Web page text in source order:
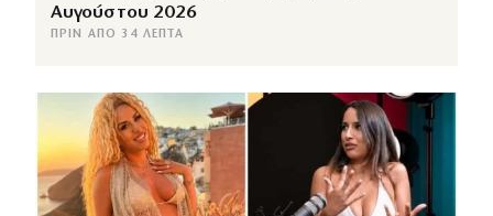
Αυγούστου 2026
ΠΡΙΝ ΑΠΌ 34 ΛΕΠΤΆ